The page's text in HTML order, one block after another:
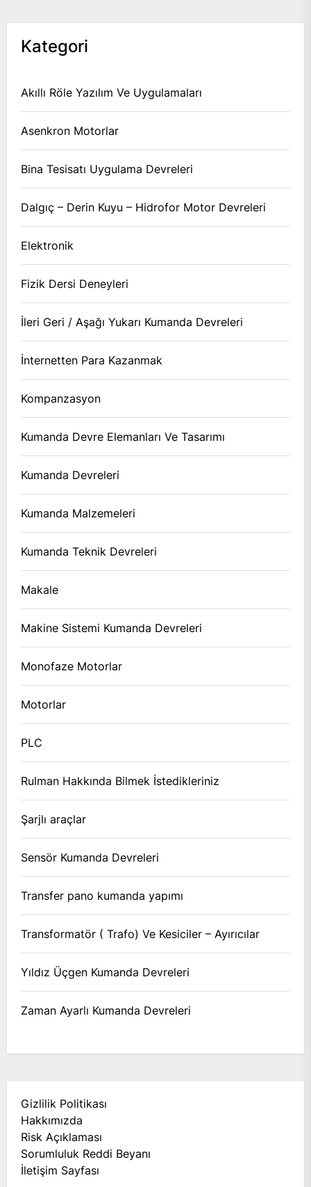
Kategori
Akıllı Röle Yazılım Ve Uygulamaları
Asenkron Motorlar
Bina Tesisatı Uygulama Devreleri
Dalgıç – Derin Kuyu – Hidrofor Motor Devreleri
Elektronik
Fizik Dersi Deneyleri
İleri Geri / Aşağı Yukarı Kumanda Devreleri
İnternetten Para Kazanmak
Kompanzasyon
Kumanda Devre Elemanları Ve Tasarımı
Kumanda Devreleri
Kumanda Malzemeleri
Kumanda Teknik Devreleri
Makale
Makine Sistemi Kumanda Devreleri
Monofaze Motorlar
Motorlar
PLC
Rulman Hakkında Bilmek İstedikleriniz
Şarjlı araçlar
Sensör Kumanda Devreleri
Transfer pano kumanda yapımı
Transformatör ( Trafo) Ve Kesiciler – Ayırıcılar
Yıldız Üçgen Kumanda Devreleri
Zaman Ayarlı Kumanda Devreleri
Gizlilik Politikası
Hakkımızda
Risk Açıklaması
Sorumluluk Reddi Beyanı
İletişim Sayfası